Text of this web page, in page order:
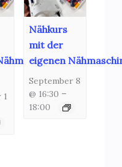
1
Nähkurs
mit der
eigenen
September 8
@ 16:30 –
18:00